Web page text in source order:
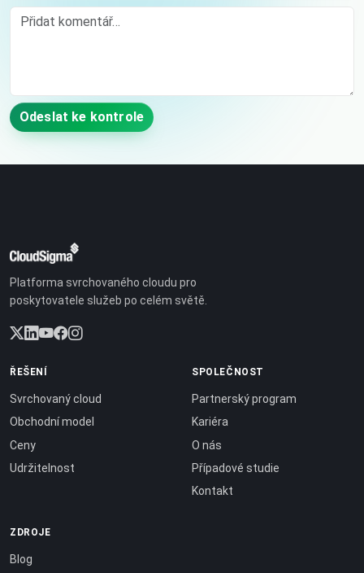
Comment
Odeslat ke kontrole
Platforma svrchovaného cloudu pro
poskytovatele služeb po celém světě.
ŘEŠENÍ
Svrchovaný cloud
Obchodní model
Ceny
Udržitelnost
SPOLEČNOST
Partnerský program
Kariéra
O nás
Případové studie
Kontakt
ZDROJE
Blog